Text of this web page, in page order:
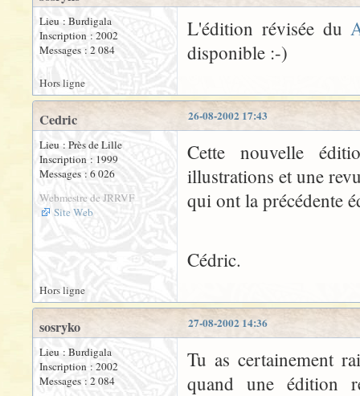
Lieu : Burdigala
Inscription : 2002
Messages : 2 084
L'édition révisée du
disponible :-)
Hors ligne
26-08-2002 17:43
Cedric
Lieu : Près de Lille
Inscription : 1999
Messages : 6 026
Webmestre de JRRVF
Site Web
Cette nouvelle
illustrations et une
qui ont la précédente
Cédric.
Hors ligne
27-08-2002 14:36
sosryko
Lieu : Burdigala
Inscription : 2002
Messages : 2 084
Tu as certainement
quand une édition